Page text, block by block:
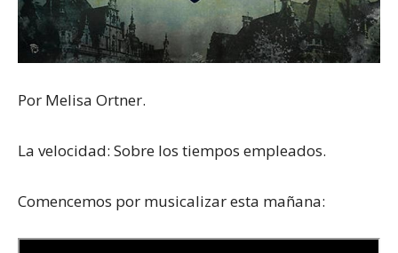
Por Melisa Ortner.
La velocidad: Sobre los tiempos empleados.
Comencemos por musicalizar esta mañana: